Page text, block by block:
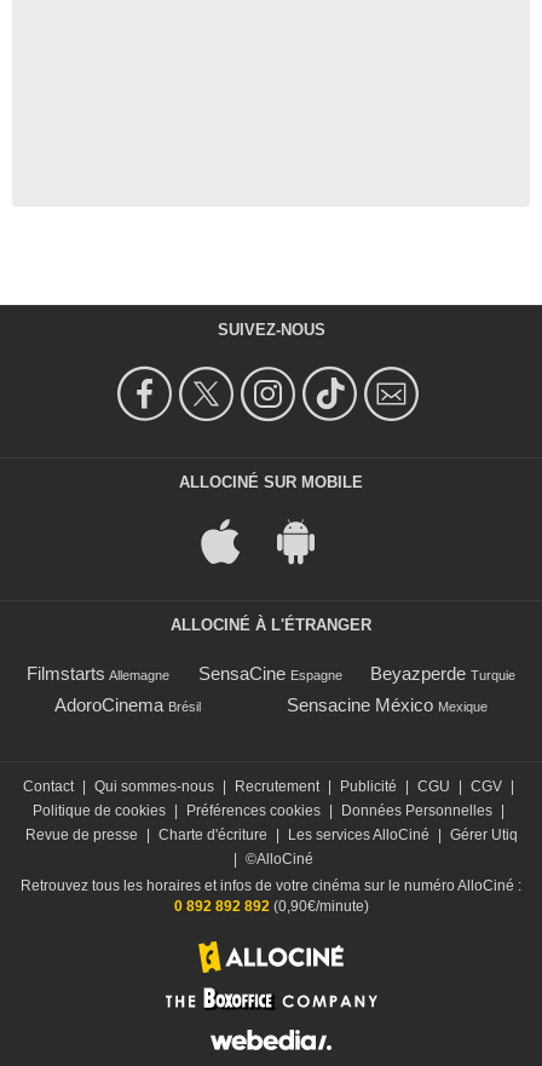
SUIVEZ-NOUS
ALLOCINÉ SUR MOBILE
ALLOCINÉ À L'ÉTRANGER
Filmstarts Allemagne SensaCine Espagne Beyazperde Turquie
AdoroCinema Brésil Sensacine México Mexique
Contact Qui sommes-nous Recrutement Publicité CGU CGV
Politique de cookies
Préférences cookies Données Personnelles
Revue de presse
Charte d'écriture Les services AlloCiné
Gérer Utiq
©AlloCiné
Retrouvez tous les horaires et infos de votre cinéma sur le numéro AlloCiné :
0 892 892 892(0,90€/minute)